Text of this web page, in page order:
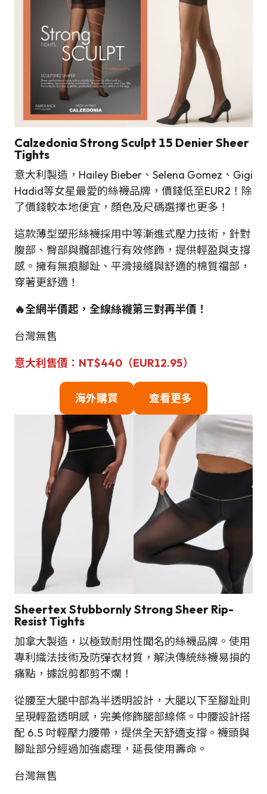
Calzedonia Strong Sculpt 15 Denier Sheer
Tights
意大利製造，Hailey Bieber、Selena Gomez、Gigi
Hadid等女星最愛的絲襪品牌，價錢低至EUR2！除
了價錢較本地便宜，顏色及尺碼選擇也更多！
這款薄型塑形絲襪採用中等漸進式壓力技術，針對
腹部、臀部與髖部進行有效修飾，提供輕盈與支撐
感。擁有無痕腳趾、平滑接縫與舒適的棉質襠部，
穿著更舒適！
🔥全網半價起，全線絲襪第三對再半價！
台灣無售
意大利售價：NT$440（EUR12.95）
海外購買 查看更多
Sheertex Stubbornly Strong Sheer Rip-
Resist Tights
加拿大製造，以極致耐用性聞名的絲襪品牌。使用
專利織法技術及防彈衣材質，解決傳統絲襪易損的
痛點，據說剪都剪不爛！
從腰至大腿中部為半透明設計，大腿以下至腳趾則
呈現輕盈透明感，完美修飾腿部線條。中腰設計搭
配 6.5 吋輕壓力腰帶，提供全天舒適支撐。襪頭與
腳趾部分經過加強處理，延長使用壽命。
台灣無售